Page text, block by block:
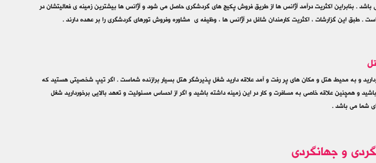
. بنابراین اکثریت درآمد آژانس ها از طریق فروش پکیج های گردشگری حاصل می شود و آژانس ها بیشترین زمینه ی فعالیتشان در
. طبق این گزارشات ، اکثریت کارمندان شاغل در آژانس ها ، وظیفه ی مشاوره وفروش تورهای گردشگری را بر عهده دارند .
و به محیط هتل و مکان های پر رفت و آمد علاقه دارید شغل پذیرشگر هتل بسیار برازنده شماست . اگر تیپ شخصیتی هستید که
و همچنین علاقه خاصی به مسافرت و کار در این زمینه داشته باشید و اگر از احساس مسئولیت و تعهد بالایی برخوردارید شغل
شما می باشد .
و جهانگردی